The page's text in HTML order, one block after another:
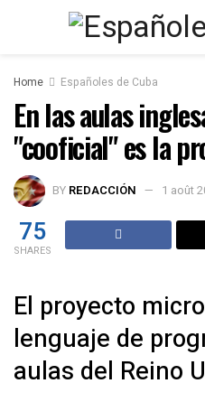
Home Españoles de Cuba
En las aulas
"cooficial" es la
BY REDACCIÓN 1 août
75
SHARES
El proyecto
lenguaje de
aulas del Reino